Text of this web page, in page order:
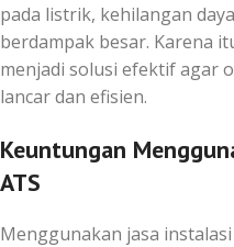
pada listrik, kehilangan
berdampak besar. Karena
menjadi solusi efektif agar
lancar dan efisien.
Keuntungan
ATS
Menggunakan jasa